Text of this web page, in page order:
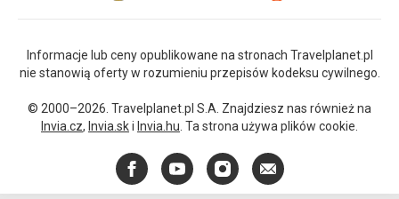
Informacje lub ceny opublikowane na stronach Travelplanet.pl
nie stanowią oferty w rozumieniu przepisów kodeksu cywilnego.
© 2000–2026. Travelplanet.pl S.A. Znajdziesz nas również na
Invia.cz, Invia.ski Invia.hu . Ta strona używa plików cookie.
FacebookYouTubeInstagram
E-
mail